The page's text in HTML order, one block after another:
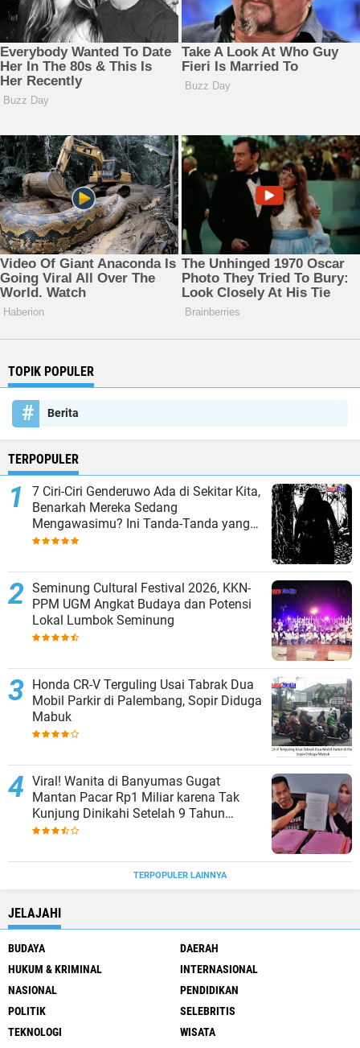
TOPIK POPULER
Berita
TERPOPULER
7 Ciri-Ciri Genderuwo Ada di Sekitar Kita,
Benarkah Mereka Sedang
Mengawasimu? Ini Tanda-Tanda yang
Sering Diabaikan
Seminung Cultural Festival 2026, KKN-
PPM UGM Angkat Budaya dan Potensi
Lokal Lumbok Seminung
Honda CR-V Terguling Usai Tabrak Dua
Mobil Parkir di Palembang, Sopir Diduga
Mabuk
Viral! Wanita di Banyumas Gugat
Mantan Pacar Rp1 Miliar karena Tak
Kunjung Dinikahi Setelah 9 Tahun
Berpacaran
TERPOPULER LAINNYA
JELAJAHI
BUDAYA
DAERAH
HUKUM & KRIMINAL
INTERNASIONAL
NASIONAL
PENDIDIKAN
POLITIK
SELEBRITIS
TEKNOLOGI
WISATA